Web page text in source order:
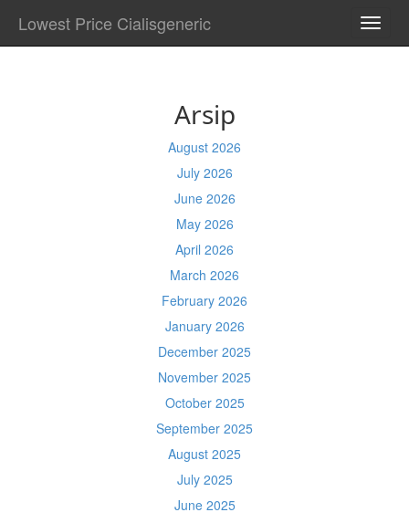
Lowest Price Cialisgeneric
Arsip
August 2026
July 2026
June 2026
May 2026
April 2026
March 2026
February 2026
January 2026
December 2025
November 2025
October 2025
September 2025
August 2025
July 2025
June 2025